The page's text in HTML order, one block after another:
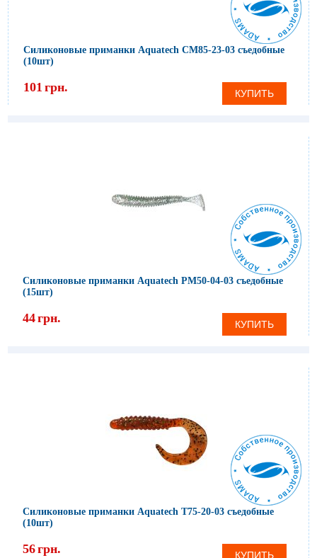
Силиконовые приманки Aquatech СМ85-23-03 съедобные
(10шт)
101 грн. КУПИТЬ
Силиконовые приманки Aquatech PM50-04-03 съедобные
(15шт)
44грн. КУПИТЬ
Силиконовые приманки Aquatech Т75-20-03 съедобные
(10шт)
56грн. КУПИТЬ